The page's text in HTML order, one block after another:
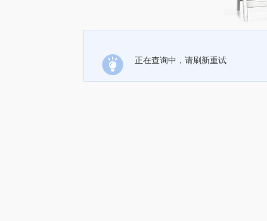
正在查询中，请刷新重试